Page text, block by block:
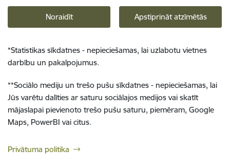
Noraidīt Apstiprināt atzīmētās
*Statistikas sīkdatnes - nepieciešamas, lai uzlabotu vietnes
darbību un pakalpojumus.
**Sociālo mediju un trešo pušu sīkdatnes - nepieciešamas, lai
Jūs varētu dalīties ar saturu sociālajos medijos vai skatīt
mājaslapai pievienoto trešo pušu saturu, piemēram, Google
Maps, PowerBI vai citus.
Privātuma politika